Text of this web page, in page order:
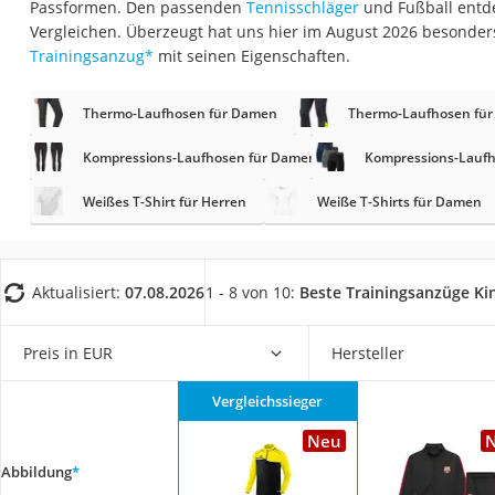
Trekkingschuhe
Reisetasche mit
Koffer
Nachtsichtgerät
Faltschloss
Handgepäck-
Wanderschuhe
Passformen. Den passenden Tennisschlägerund Fußball
Vergleichen. Überzeugt hat uns hier im August 2026
Trainingsanzug* mit seinen Eigenschaften.
Thermo-Laufhosen für Damen Thermo-Laufhosen
Kompressions-Laufhosen für Damen Kompressions-
Weißes T-Shirt für Herren Weiße T-Shirts für Damen
Aktualisiert: 07.08.20261 - 8 von 10: Beste Trainingsanzüge
Preis in EUR Hersteller
Abbildung*
Vergleichssieger
Neu